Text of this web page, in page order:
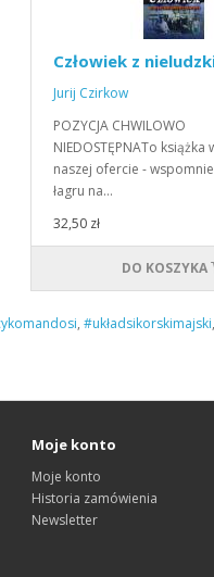
Człowiek z
Jurij Czirkow
POZYCJA CHWILOWO
NIEDOSTĘPNATo książka
naszej ofercie -
łagru na…
32,50 zł
DO KOSZYKA
, #układsikorskimajski,
Moje konto
Moje konto
Historia zamówienia
Newsletter